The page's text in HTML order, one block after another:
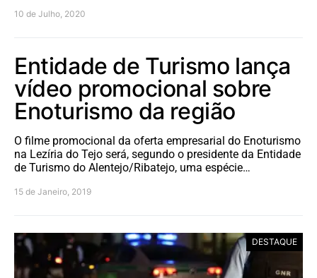
10 de Julho, 2020
Entidade de Turismo lança
vídeo promocional sobre
Enoturismo da região
O filme promocional da oferta empresarial do Enoturismo
na Lezíria do Tejo será, segundo o presidente da Entidade
de Turismo do Alentejo/Ribatejo, uma espécie…
15 de Janeiro, 2019
DESTAQUE